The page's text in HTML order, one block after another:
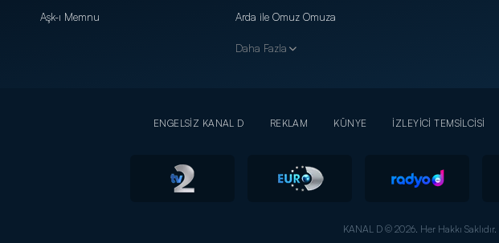
Aşk-ı Memnu Arda ile Omuz Omuza
Daha Fazla
ENGELSİZ KANAL D REKLAM KÜNYE İZLEYİCİ TEMSİLCİSİ
KANAL D © 2026. Her Hakkı Saklıdır.